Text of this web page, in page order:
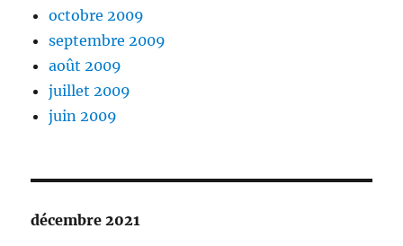
octobre 2009
septembre 2009
août 2009
juillet 2009
juin 2009
décembre 2021